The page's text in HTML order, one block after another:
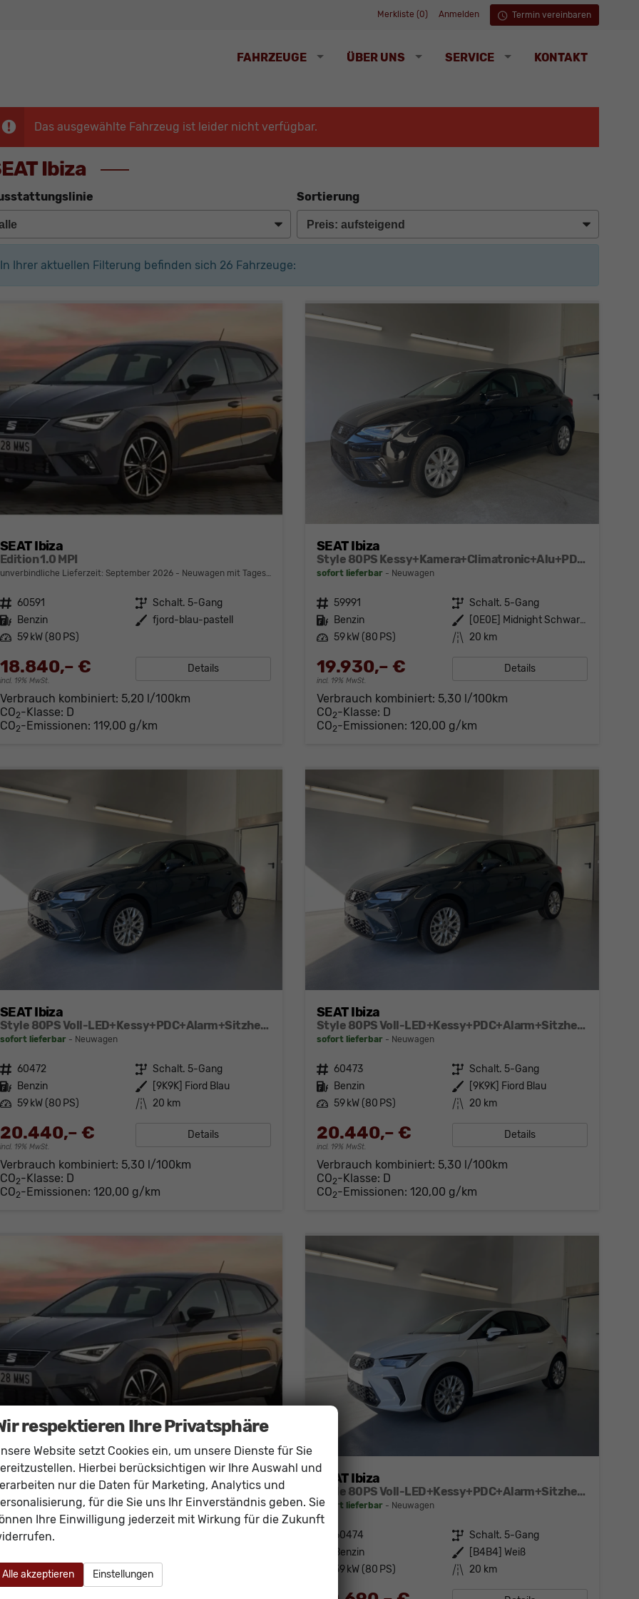
Merkliste (0) Anmelden Termin vereinbaren
FAHRZEUGE ÜBER UNS SERVICE KONTAKT
Das ausgewählte Fahrzeug ist leider nicht verfügbar.
Ibiza
Sortierung
In Ihrer aktuellen Filterung befinden sich 26 Fahrzeuge:
SEAT Ibiza
Edition 1.0 MPI
unverbindliche Lieferzeit: September 2026 Neuwagen mit Tageszulassung
Fahrzeugnr. 60591 Getriebe Schalt. 5-Gang
Kraftstoff Benzin Außenfarbe fjord-blau-pastell
Leistung 59 kW (80 PS)
18.840,– €
incl. 19% MwSt.
Details
Verbrauch kombiniert: 5,20 l/100km
CO2-Klasse: D
CO2-Emissionen: 119,00 g/km
SEAT Ibiza
Style 80PS Kessy+Kamera+Climatronic+Alu+PDCvohi+Sitzheiz+App-Connect+DAB
sofort lieferbar Neuwagen
Fahrzeugnr. 59991 Getriebe Schalt. 5-Gang
Kraftstoff Benzin Außenfarbe
[0E0E] Midnight Schwarz Metallic
Leistung 59 kW (80 PS) Kilometerstand 20 km
19.930,– €
incl. 19% MwSt.
Details
Verbrauch kombiniert: 5,30 l/100km
CO2-Klasse: D
CO2-Emissionen: 120,00 g/km
SEAT Ibiza
Style 80PS Voll-LED+Kessy+PDC+Alarm+Sitzheizung+Kamera+App-Connect
sofort lieferbar Neuwagen
Fahrzeugnr. 60472 Getriebe Schalt. 5-Gang
Kraftstoff Benzin Außenfarbe
[9K9K] Fiord Blau
Leistung 59 kW (80 PS) Kilometerstand 20 km
20.440,– €
incl. 19% MwSt.
Details
Verbrauch kombiniert: 5,30 l/100km
CO2-Klasse: D
CO2-Emissionen: 120,00 g/km
SEAT Ibiza
Style 80PS Voll-LED+Kessy+PDC+Alarm+Sitzheizung+Kamera+App-Connect
sofort lieferbar Neuwagen
Fahrzeugnr. 60473 Getriebe Schalt. 5-Gang
Kraftstoff Benzin Außenfarbe
[9K9K] Fiord Blau
Leistung 59 kW (80 PS) Kilometerstand 20 km
20.440,– €
incl. 19% MwSt.
Details
Verbrauch kombiniert: 5,30 l/100km
CO2-Klasse: D
CO2-Emissionen: 120,00 g/km
SEAT Ibiza
Edition 1.0 TSI LUX-EDITION
unverbindliche Lieferzeit: September 2026 Neuwagen mit Tageszulassung
Fahrzeugnr. 60592
Leistung 70 kW (95 PS)
SEAT Ibiza
Style 80PS Voll-LED+Kessy+PDC+Alarm+Sitzheizung+Kamera+App-Connect
sofort lieferbar Neuwagen
60474 Getriebe Schalt. 5-Gang
Benzin Außenfarbe
[B4B4] Weiß
59 kW (80 PS) Kilometerstand 20 km
respektieren Ihre Privatsphäre
Website setzt Cookies ein, um unsere Dienste für Sie
Hierbei berücksichtigen wir Ihre Auswahl und
nur die Daten für Marketing, Analytics und
für die Sie uns Ihr Einverständnis geben. Sie
Ihre Einwilligung jederzeit mit Wirkung für die Zukunft
Alle akzeptieren Einstellungen